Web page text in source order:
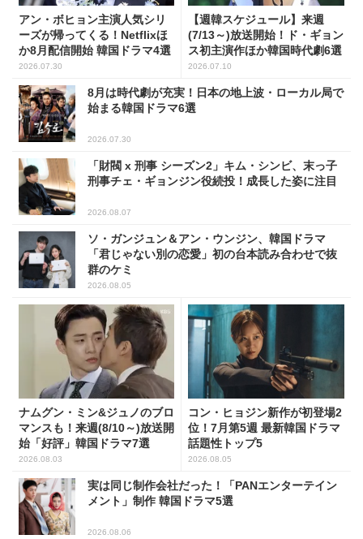
アン・ボヒョン主演人気シリ
ーズが帰ってくる！Netflixほ
か8月配信開始 韓国ドラマ4選
2026.07.30
【週韓スケジュール】来週
(7/13～)放送開始！ド・ギョン
ス初主演作ほか韓国時代劇6選
2026.07.10
8月は時代劇が充実！日本の地上波・ローカル局で
始まる韓国ドラマ6選
2026.07.30
「財閥 x 刑事 シーズン2」キム・シンビ、末っ子
刑事チェ・ギョンジン役続投！成長した姿に注目
2026.08.07
ソ・ガンジュン＆アン・ウンジン、韓国ドラマ
「君じゃない別の恋愛」初の台本読み合わせで抜
群のケミ
2026.08.05
ナムグン・ミン&ジュノのブロ
マンスも！来週(8/10～)放送開
始「好評」韓国ドラマ7選
2026.08.03
コン・ヒョジン新作が初登場2
位！7月第5週 最新韓国ドラマ
話題性トップ5
2026.08.05
実は同じ制作会社だった！「PANエンターテイン
メント」制作 韓国ドラマ5選
2026.08.06